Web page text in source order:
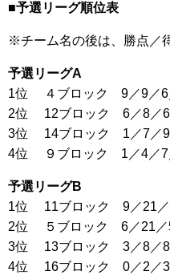
■予選リーグ順位表
※チーム名の後は、勝点／
予選リーグA
1位 ４ブロック 9／9／6
2位 12ブロック 6／8／6
3位 14ブロック 1／7／9
4位 ９ブロック 1／4／7
予選リーグB
1位 11ブロック 9／21／
2位 ５ブロック 6／21／
3位 13ブロック 3／8／8
4位 16ブロック 0／2／